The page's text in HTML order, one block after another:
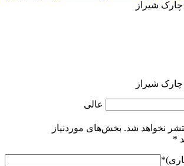
شیراز
شیراز
عالی
نخواهد شد. بخش‌های موردنیاز
*
*